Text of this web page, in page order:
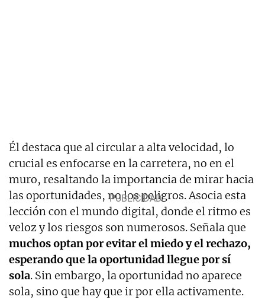
Él destaca que al circular a alta velocidad, lo
crucial es enfocarse en la carretera, no en el
muro, resaltando la importancia de mirar hacia
las oportunidades, no los peligros. Asocia esta
lección con el mundo digital, donde el ritmo es
veloz y los riesgos son numerosos. Señala que
muchos optan por evitar el miedo y el rechazo,
esperando que la oportunidad llegue por sí
sola. Sin embargo, la oportunidad no aparece
sola, sino que hay que ir por ella activamente.